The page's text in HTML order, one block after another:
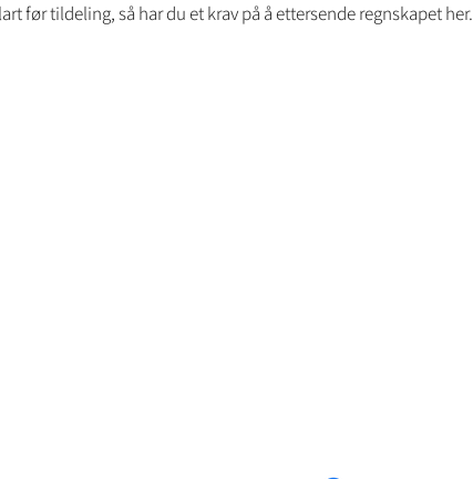
før tildeling, så har du et krav på å ettersende regnskapet her.